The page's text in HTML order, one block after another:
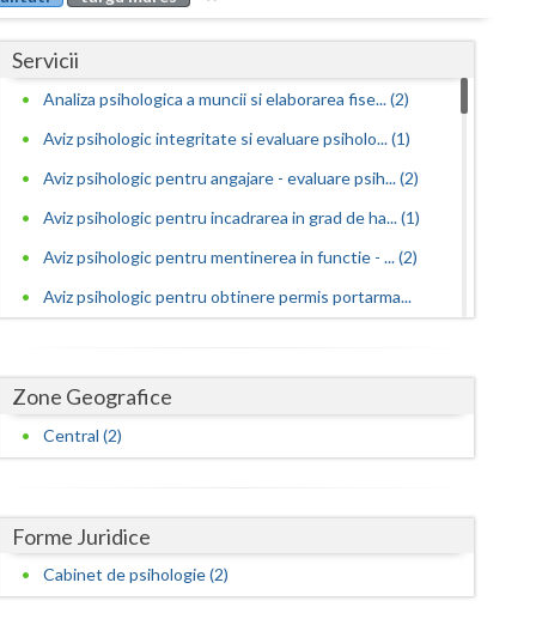
Buzau
Caras-Severin
Covasna
Dambovita
Hunedoara
Servicii
Analiza psihologica a muncii si elaborarea fise... (2)
Aviz psihologic integritate si evaluare psiholo... (1)
Aviz psihologic pentru angajare - evaluare psih... (2)
Aviz psihologic pentru incadrarea in grad de ha... (1)
Aviz psihologic pentru mentinerea in functie - ... (2)
Aviz psihologic pentru obtinere permis portarma...
Aviz psihologic pentru scoala - evaluare psihol... (1)
Aviz psihologic si evaluare clinica la cerere c... (1)
Consiliere psihologica (1)
Consiliere psihologica in vederea integrarii so... (1)
Consiliere psihologica in vederea reconversiei ... (2)
Zone Geografice
Central (2)
Forme Juridice
Cabinet de psihologie (2)